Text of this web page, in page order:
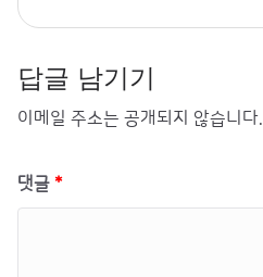
답글 남기기
이메일 주소는 공개되지 않습니다.
댓글 *